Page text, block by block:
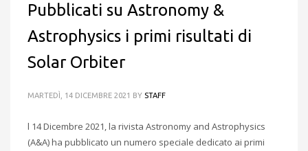
Pubblicati su Astronomy &
Astrophysics i primi risultati di
Solar Orbiter
MARTEDÌ, 14 DICEMBRE 2021 BY STAFF
l 14 Dicembre 2021, la rivista Astronomy and Astrophysics
(A&A) ha pubblicato un numero speciale dedicato ai primi